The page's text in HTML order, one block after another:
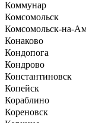
Коммунар
Комсомольск
Комсомольск-на-
Конаково
Кондопога
Кондрово
Константиновск
Копейск
Кораблино
Кореновск